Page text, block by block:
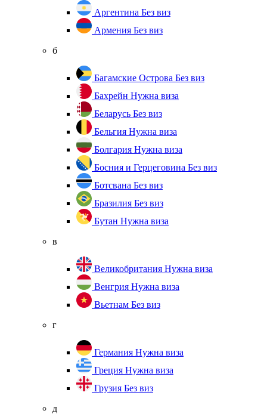
Аргентина Без виз
Армения Без виз
б
Багамские Острова Без виз
Бахрейн Нужна виза
Беларусь Без виз
Бельгия Нужна виза
Болгария Нужна виза
Босния и Герцеговина Без виз
Ботсвана Без виз
Бразилия Без виз
Бутан Нужна виза
в
Великобритания Нужна виза
Венгрия Нужна виза
Вьетнам Без виз
г
Германия Нужна виза
Греция Нужна виза
Грузия Без виз
д